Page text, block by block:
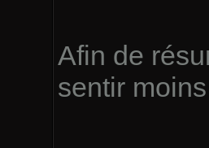
Afin de
sentir